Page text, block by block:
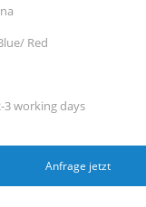
Red
3 working days
Anfrage jetzt